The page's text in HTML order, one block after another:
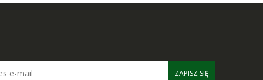
ZAPISZ SIĘ